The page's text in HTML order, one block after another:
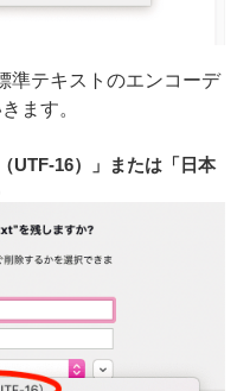
準テキストのエンコーデ
ます。
UTF-16）」または「日本